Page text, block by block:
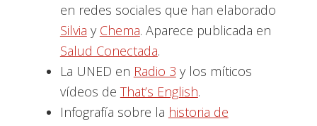
en redes sociales que han elaborado
Silvia y Chema. Aparece publicada en
Salud Conectada.
La UNED en Radio 3 y los míticos
vídeos de That’s English.
Infografía sobre la historia de